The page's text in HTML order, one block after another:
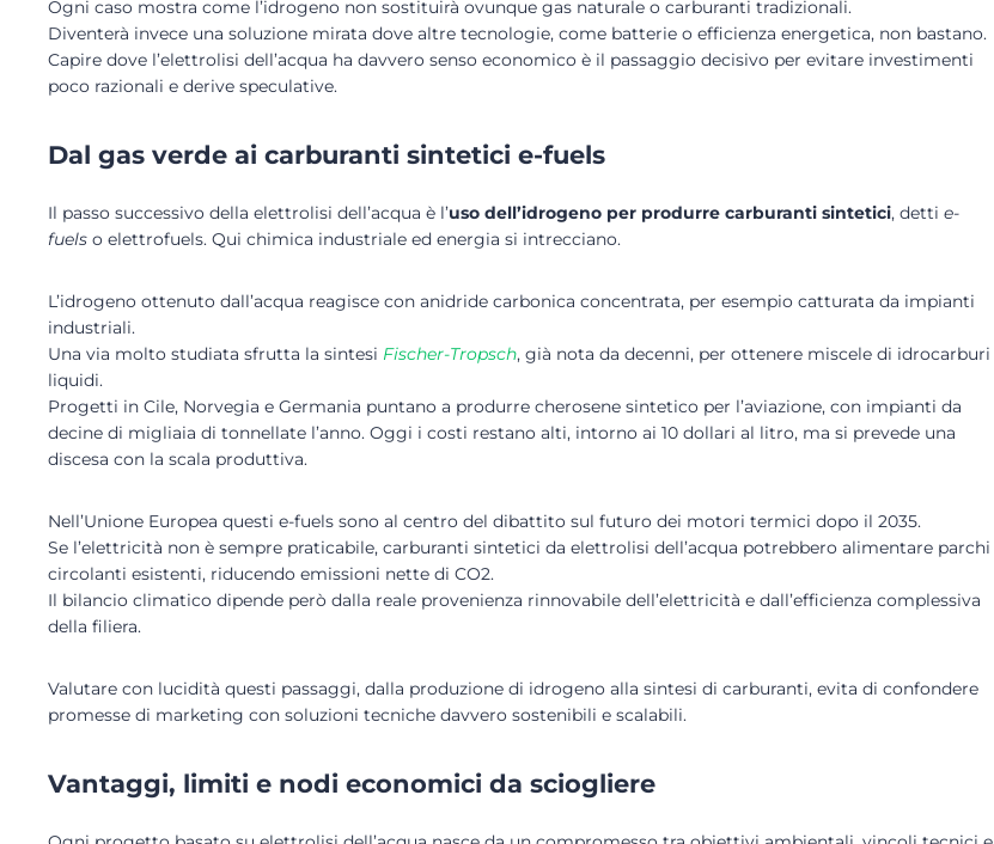
Ogni caso mostra come l’idrogeno non sostituirà ovunque gas naturale o carburanti tradizionali.
Diventerà invece una soluzione mirata dove altre tecnologie, come batterie o efficienza energetica, non bastano.
Capire dove l’elettrolisi dell’acqua ha davvero senso economico è il passaggio decisivo per evitare investimenti
poco razionali e derive speculative.
Dal gas verde ai carburanti sintetici e-fuels
Il passo successivo della elettrolisi dell’acqua è l’uso dell’idrogeno per produrre carburanti sintetici, detti e-
fuels o elettrofuels. Qui chimica industriale ed energia si intrecciano.
L’idrogeno ottenuto dall’acqua reagisce con anidride carbonica concentrata, per esempio catturata da impianti
industriali.
Una via molto studiata sfrutta la sintesi Fischer-Tropsch, già nota da decenni, per ottenere miscele di idrocarburi
liquidi.
Progetti in Cile, Norvegia e Germania puntano a produrre cherosene sintetico per l’aviazione, con impianti da
decine di migliaia di tonnellate l’anno. Oggi i costi restano alti, intorno ai 10 dollari al litro, ma si prevede una
discesa con la scala produttiva.
Nell’Unione Europea questi e-fuels sono al centro del dibattito sul futuro dei motori termici dopo il 2035.
Se l’elettricità non è sempre praticabile, carburanti sintetici da elettrolisi dell’acqua potrebbero alimentare parchi
circolanti esistenti, riducendo emissioni nette di CO2.
Il bilancio climatico dipende però dalla reale provenienza rinnovabile dell’elettricità e dall’efficienza complessiva
della filiera.
Valutare con lucidità questi passaggi, dalla produzione di idrogeno alla sintesi di carburanti, evita di confondere
promesse di marketing con soluzioni tecniche davvero sostenibili e scalabili.
Vantaggi, limiti e nodi economici da sciogliere